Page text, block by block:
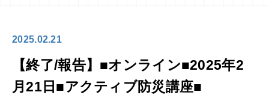
メディア掲載
取材お申し込み
2025.02.21
【終了/報告】■オンライン■2025年2
月21日■アクティブ防災講座■